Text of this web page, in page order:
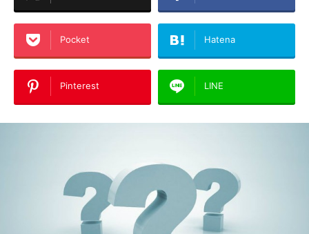
Pocket Hatena
Pinterest LINE